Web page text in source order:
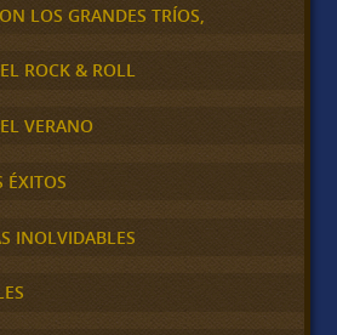
LOS GRANDES TRÍOS,
ROCK & ROLL
VERANO
ÉXITOS
INOLVIDABLES